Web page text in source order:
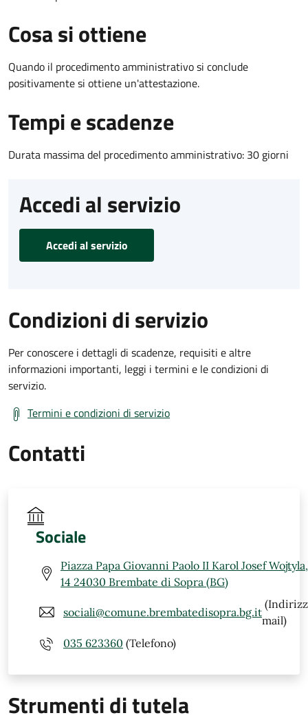
Cosa si ottiene
Quando il procedimento amministrativo si conclude
positivamente si ottiene un'attestazione.
Tempi e scadenze
Durata massima del procedimento amministrativo: 30 giorni
Accedi al servizio
Accedi al servizio
Condizioni di servizio
Per conoscere i dettagli di scadenze, requisiti e altre
informazioni importanti, leggi i termini e le condizioni di
servizio.
Termini e condizioni di servizio
Contatti
Sociale
Piazza Papa Giovanni Paolo II Karol Josef Wojtyla,
14 24030 Brembate di Sopra (BG)
sociali@comune.brembatedisopra.bg.it
mail)
035 623360 (Telefono)
Strumenti di tutela